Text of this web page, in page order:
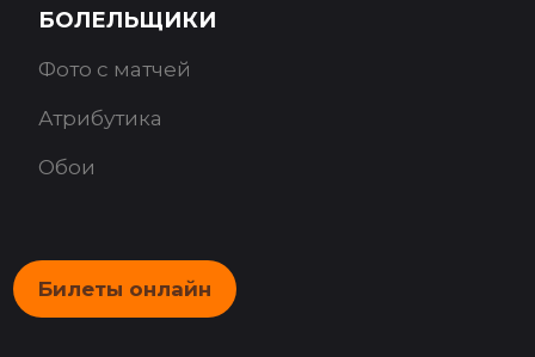
БОЛЕЛЬЩИКИ
Фото с матчей
Атрибутика
Обои
Билеты онлайн